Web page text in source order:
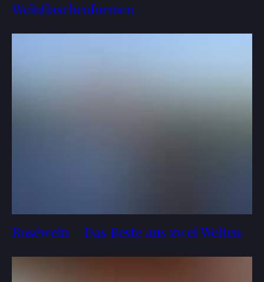
Weinflaschenformen
Roséwein – Das Beste aus zwei Welten